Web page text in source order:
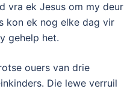
vra ek Jesus om my deur
kon ek nog elke dag vir
gehelp het.
ouers van drie
Die lewe verruil